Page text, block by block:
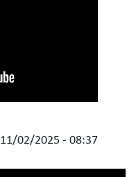
11/02/2025 - 08:37